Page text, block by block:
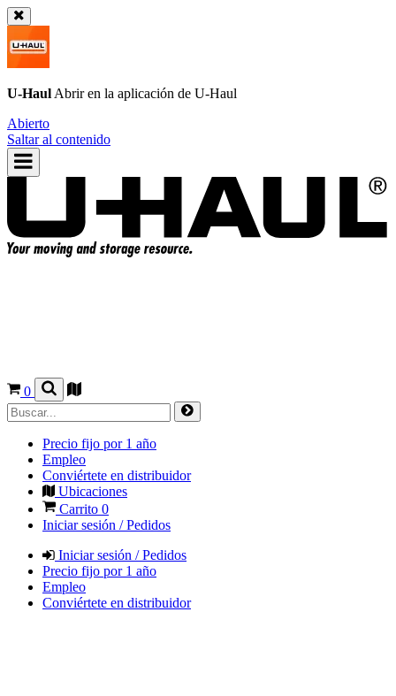
U-Haul Abrir en la aplicación de U-Haul
Abierto
Saltar al contenido
0
Precio fijo por 1 año
Empleo
Conviértete en distribuidor
Ubicaciones
Carrito 0
Iniciar sesión / Pedidos
Iniciar sesión / Pedidos
Precio fijo por 1 año
Empleo
Conviértete en distribuidor